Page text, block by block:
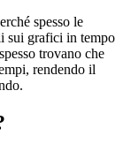
spesso le
sui grafici in tempo
trovano che
rendendo il